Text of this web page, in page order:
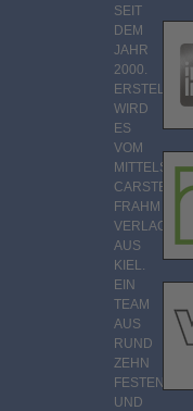
SEIT
DEM
JAHR
2000.
ERSTELLT
WIRD
ES
VOM
CARSTEN
FRAHM
VERLAG
AUS
KIEL.
EIN
TEAM
AUS
RUND
ZEHN
FESTEN
UND